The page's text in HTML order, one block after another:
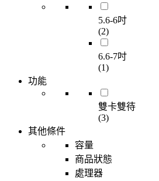
5.6-6吋
(2)
6.6-7吋
(1)
功能
雙卡雙待
(3)
其他條件
容量
商品狀態
處理器